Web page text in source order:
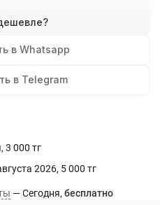
в Whatsapp
в Telegram
3 000 тг
2026 5 000 тг
Сегодня Бесплатно